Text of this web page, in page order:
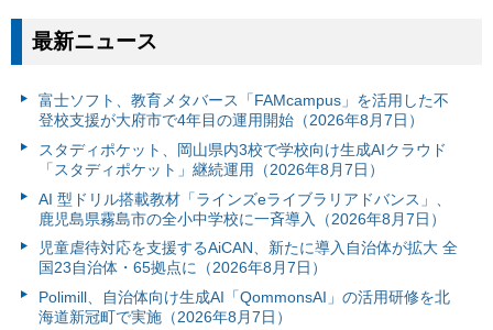
最新ニュース
富⼠ソフト、教育メタバース「FAMcampus」を活用した不
登校支援が大府市で4年目の運用開始（2026年8月7日）
スタディポケット、岡山県内3校で学校向け生成AIクラウド
「スタディポケット」継続運用（2026年8月7日）
AI 型ドリル搭載教材「ラインズeライブラリアドバンス」、
鹿児島県霧島市の全小中学校に一斉導入（2026年8月7日）
児童虐待対応を支援するAiCAN、新たに導入自治体が拡大 全
国23自治体・65拠点に（2026年8月7日）
Polimill、自治体向け生成AI「QommonsAI」の活用研修を北
海道新冠町で実施（2026年8月7日）